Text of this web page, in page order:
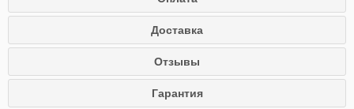
Доставка
Отзывы
Гарантия